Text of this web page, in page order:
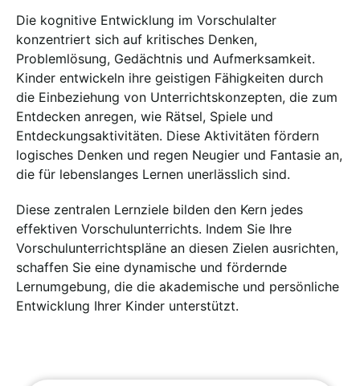
Die kognitive Entwicklung im Vorschulalter
konzentriert sich auf kritisches Denken,
Problemlösung, Gedächtnis und Aufmerksamkeit.
Kinder entwickeln ihre geistigen Fähigkeiten durch
die Einbeziehung von Unterrichtskonzepten, die zum
Entdecken anregen, wie Rätsel, Spiele und
Entdeckungsaktivitäten. Diese Aktivitäten fördern
logisches Denken und regen Neugier und Fantasie an,
die für lebenslanges Lernen unerlässlich sind.
Diese zentralen Lernziele bilden den Kern jedes
effektiven Vorschulunterrichts. Indem Sie Ihre
Vorschulunterrichtspläne an diesen Zielen ausrichten,
schaffen Sie eine dynamische und fördernde
Lernumgebung, die die akademische und persönliche
Entwicklung Ihrer Kinder unterstützt.